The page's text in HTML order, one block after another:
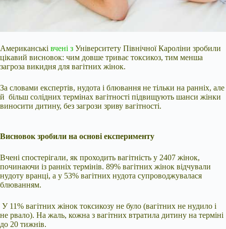
Американські вчені з Університету Північної Кароліни зробили
цікавий висновок: чим довше триває токсикоз, тим менша
загроза викидня для вагітних жінок.
За словами експертів, нудота і блювання не тільки на ранніх, але
й більш солідних термінах вагітності підвищують шанси жінки
виносити дитину, без загрози зриву вагітності.
Висновок зробили на основі експерименту
Вчені спостерігали, як проходить вагітність у 2407 жінок,
починаючи із ранніх термінів. 89% вагітних жінок відчували
нудоту вранці, а у 53% вагітних нудота супроводжувалася
блюванням.
У 11% вагітних жінок токсикозу не було (вагітних не нудило і
не рвало). На жаль, кожна з вагітних втратила дитину на терміні
до 20 тижнів.